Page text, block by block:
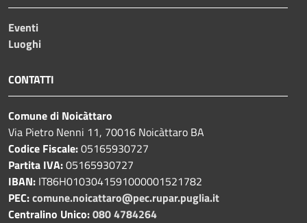
Eventi
Luoghi
CONTATTI
Comune di Noicàttaro
Via Pietro Nenni 11, 70016 Noicàttaro BA
Codice Fiscale:05165930727
Partita IVA:05165930727
IBAN: IT86H0103041591000001521782
PEC:comune.noicattaro@pec.rupar.puglia.it
Centralino Unico:080 4784264